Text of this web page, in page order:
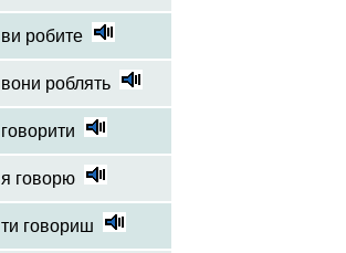
ви робите
вони роблять
говорити
я говорю
ти говориш